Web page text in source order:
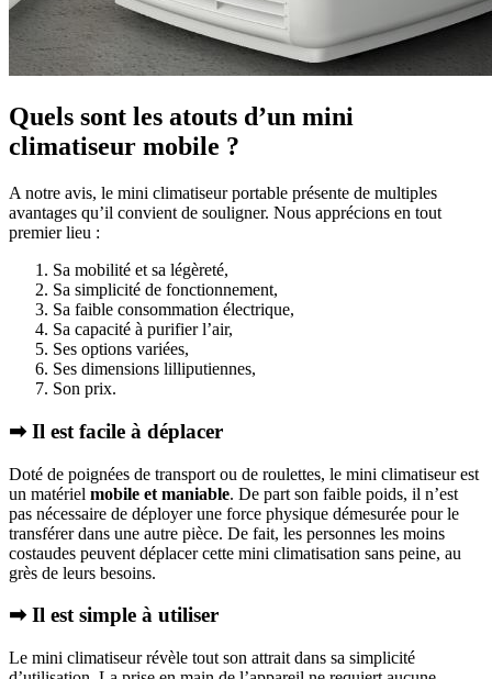
Quels sont les atouts d’un mini
climatiseur mobile ?
A notre avis, le mini climatiseur portable présente de multiples
avantages qu’il convient de souligner. Nous apprécions en tout
premier lieu :
Sa mobilité et sa légèreté,
Sa simplicité de fonctionnement,
Sa faible consommation électrique,
Sa capacité à purifier l’air,
Ses options variées,
Ses dimensions lilliputiennes,
Son prix.
➡ Il est facile à déplacer
Doté de poignées de transport ou de roulettes, le mini climatiseur est
un matériel mobile et maniable. De part son faible poids, il n’est
pas nécessaire de déployer une force physique démesurée pour le
transférer dans une autre pièce. De fait, les personnes les moins
costaudes peuvent déplacer cette mini climatisation sans peine, au
grès de leurs besoins.
➡ Il est simple à utiliser
Le mini climatiseur révèle tout son attrait dans sa simplicité